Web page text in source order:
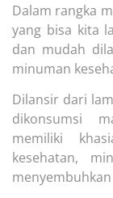
Dalam rangka
yang bisa kita
dan mudah
minuman
Dilansir dari
dikonsumsi
memiliki
kesehatan,